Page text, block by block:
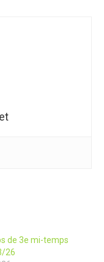
de 3e mi-temps
26